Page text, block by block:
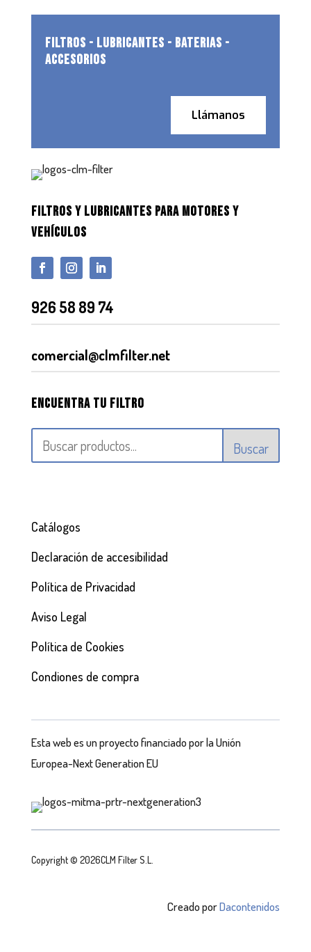
FILTROS - LUBRICANTES - BATERIAS -
ACCESORIOS
Llámanos
FILTROS Y LUBRICANTES PARA MOTORES Y
VEHÍCULOS
926 58 89 74
comercial@clmfilter.net
Encuentra tu filtro
Buscar
Catálogos
Declaración de accesibilidad
Política de Privacidad
Aviso Legal
Política de Cookies
Condiones de compra
Esta web es un proyecto financiado por la Unión
Europea-Next Generation EU
Copyright © 2026CLM Filter S.L.
Creado porDacontenidos